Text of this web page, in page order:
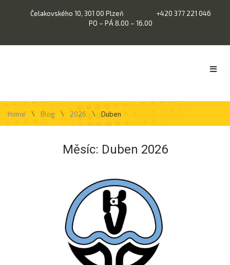
Čelakovského 10, 301 00 Plzeň
+420 377 221 046
PO – PÁ 8.00 – 16.00
Home \ Blog \ 2026 \ Duben
Měsíc: Duben 2026